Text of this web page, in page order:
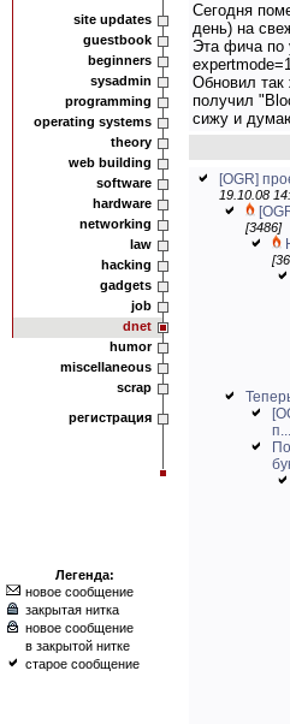
site updates
guestbook
beginners
sysadmin
programming
operating systems
theory
web building
software
hardware
networking
law
hacking
gadgets
job
dnet
humor
miscellaneous
scrap
регистрация
Легенда:
новое сообщение
закрытая нитка
новое сообщение
в закрытой нитке
старое сообщение
Сегодня
день) на
Эта фича по
Обновил так
получил
сижу и
[OGR]
19.10.08
[3486]
п...